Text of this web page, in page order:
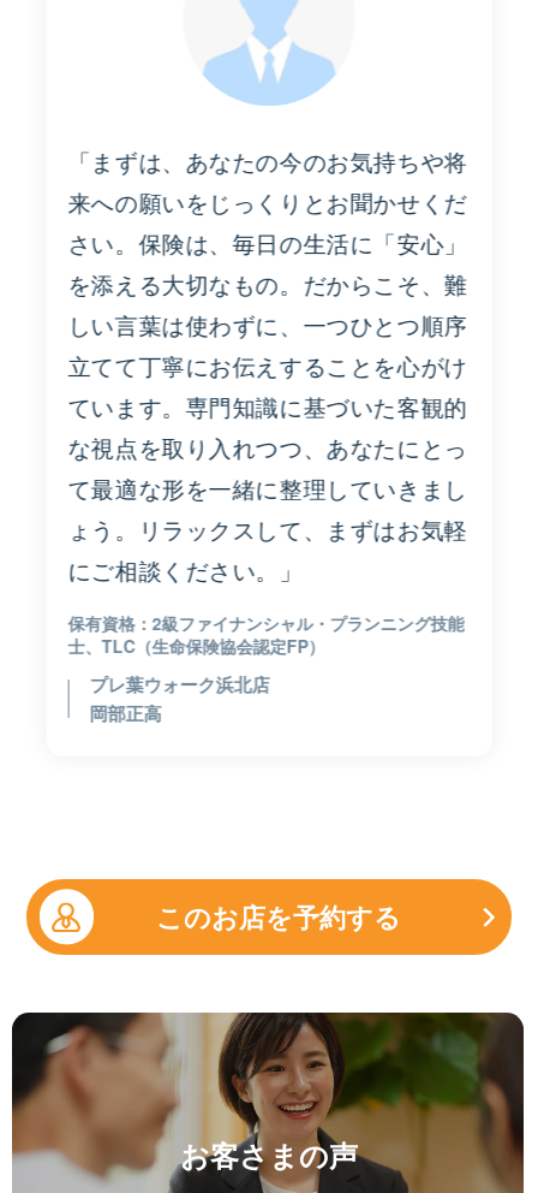
「まずは、あなたの今のお気持ちや将
来への願いをじっくりとお聞かせくだ
さい。保険は、毎日の生活に「安心」
を添える大切なもの。だからこそ、難
しい言葉は使わずに、一つひとつ順序
立てて丁寧にお伝えすることを心がけ
ています。専門知識に基づいた客観的
な視点を取り入れつつ、あなたにとっ
て最適な形を一緒に整理していきまし
ょう。リラックスして、まずはお気軽
にご相談ください。」
2級ファイナンシャル・プランニング技能
士、TLC（生命保険協会認定FP）
プレ葉ウォーク浜北店
岡部正高
このお店を予約する
お客さまの声